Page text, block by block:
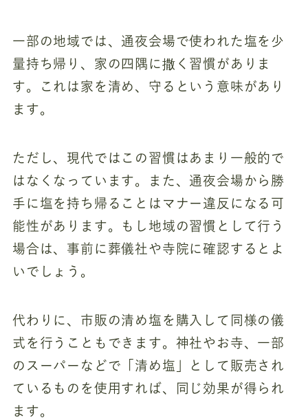
一部の地域では、通夜会場で使われた塩を少
量持ち帰り、家の四隅に撒く習慣がありま
す。これは家を清め、守るという意味があり
ます。
ただし、現代ではこの習慣はあまり一般的で
はなくなっています。また、通夜会場から勝
手に塩を持ち帰ることはマナー違反になる可
能性があります。もし地域の習慣として行う
場合は、事前に葬儀社や寺院に確認するとよ
いでしょう。
代わりに、市販の清め塩を購入して同様の儀
式を行うこともできます。神社やお寺、一部
のスーパーなどで「清め塩」として販売され
ているものを使用すれば、同じ効果が得られ
ます。